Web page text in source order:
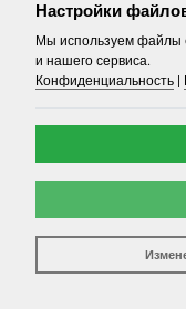
Поиск
Настройки
Мы используем файлы
и нашего сервиса.
Конфиденциальность